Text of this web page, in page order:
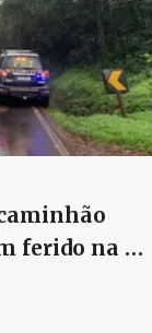
ferido na …